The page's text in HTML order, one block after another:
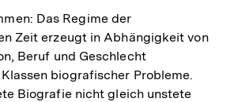
Das Regime der
Zeit erzeugt in Abhängigkeit von
Beruf und Geschlecht
biografischer Probleme.
Biografie nicht gleich unstete